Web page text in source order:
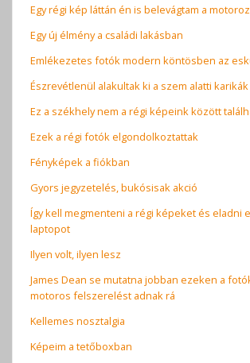
Egy régi kép láttán én is belevágtam a
Egy új élmény a családi lakásban
Emlékezetes fotók modern köntösben az
Észrevétlenül alakultak ki a szem alatti karikák
Ez a székhely nem a régi képeink között
Ezek a régi fotók elgondolkoztattak
Fényképek a fiókban
Gyors jegyzetelés, bukósisak akció
Így kell megmenteni a régi képeket és eladni
laptopot
Ilyen volt, ilyen lesz
James Dean se mutatna jobban ezeken a
motoros felszerelést adnak rá
Kellemes nosztalgia
Képeim a tetőboxban